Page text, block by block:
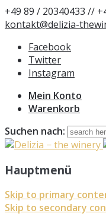
+49 89 / 20340433 //
kontakt@delizia-
Facebook
Twitter
Instagram
Mein Konto
Warenkorb
Suchen nach:
Hauptmenü
Skip to primary
Skip to secondary